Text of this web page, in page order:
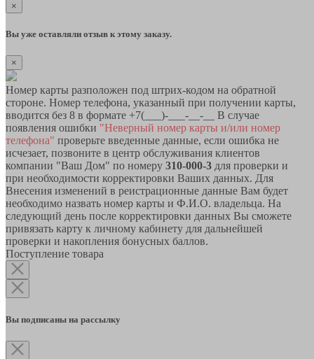
×
Вы уже оставляли отзыв к этому заказу.
×
Номер карты разположен под штрих-кодом на обратной
стороне. Номер телефона, указанный при получении карты,
вводится без 8 в формате +7(___)-___-__-__ В случае
появления ошибки "Неверный номер карты и/или номер
телефона" проверьте введенные данные, если ошибка не
исчезает, позвоните в центр обслуживания клиентов
компании "Ваш Дом" по номеру 310-000-3 для проверки и
при необходимости корректировки Ваших данных. Для
Внесения изменений в реистрационные данные Вам будет
необходимо назвать номер карты и Ф.И.О. владельца. На
следующий день после корректировки данных Вы сможете
привязать карту к личному кабинету для дальнейшей
проверки и накопления бонусных баллов.
Поступление товара
Вы подписаны на рассылку